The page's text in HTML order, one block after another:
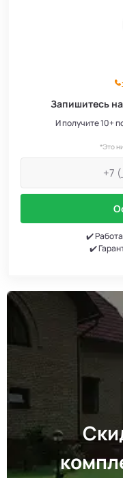
Запишитесь
И получите 10+
*Это
✔️
✔️